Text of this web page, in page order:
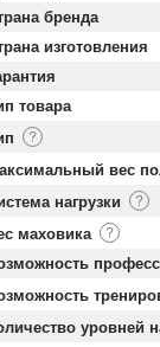
бренда
изготовления
товара
вес
нагрузки
маховика
уровней